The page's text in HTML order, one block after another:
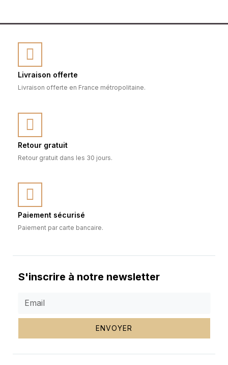
Livraison offerte
Livraison offerte en France métropolitaine.
Retour gratuit
Retour gratuit dans les 30 jours.
Paiement sécurisé
Paiement par carte bancaire.
S'inscrire à notre newsletter
ENVOYER